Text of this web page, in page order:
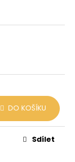
DO KOŠÍKU
Sdílet